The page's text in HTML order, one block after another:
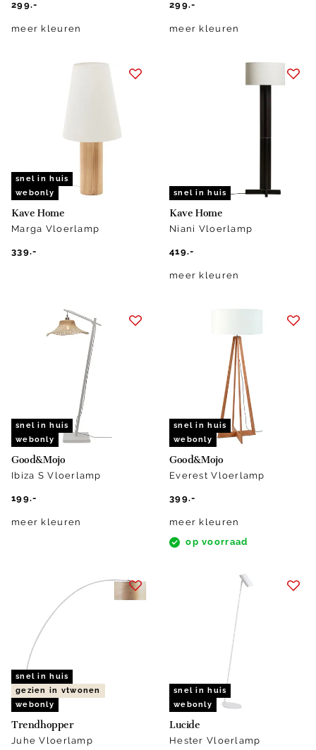
299.-
meer kleuren
299.-
meer kleuren
snel in huis
webonly
Kave Home
Marga Vloerlamp
339.-
snel in huis
Kave Home
Niani Vloerlamp
419.-
meer kleuren
snel in huis
webonly
Good&Mojo
Ibiza S Vloerlamp
199.-
meer kleuren
snel in huis
webonly
Good&Mojo
Everest Vloerlamp
399.-
meer kleuren
op voorraad
snel in huis
gezien in vtwonen
webonly
Trendhopper
Juhe Vloerlamp
snel in huis
webonly
Lucide
Hester Vloerlamp